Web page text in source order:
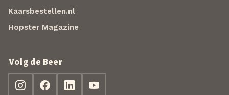
Kaarsbestellen.nl
Hopster Magazine
Volg de Beer